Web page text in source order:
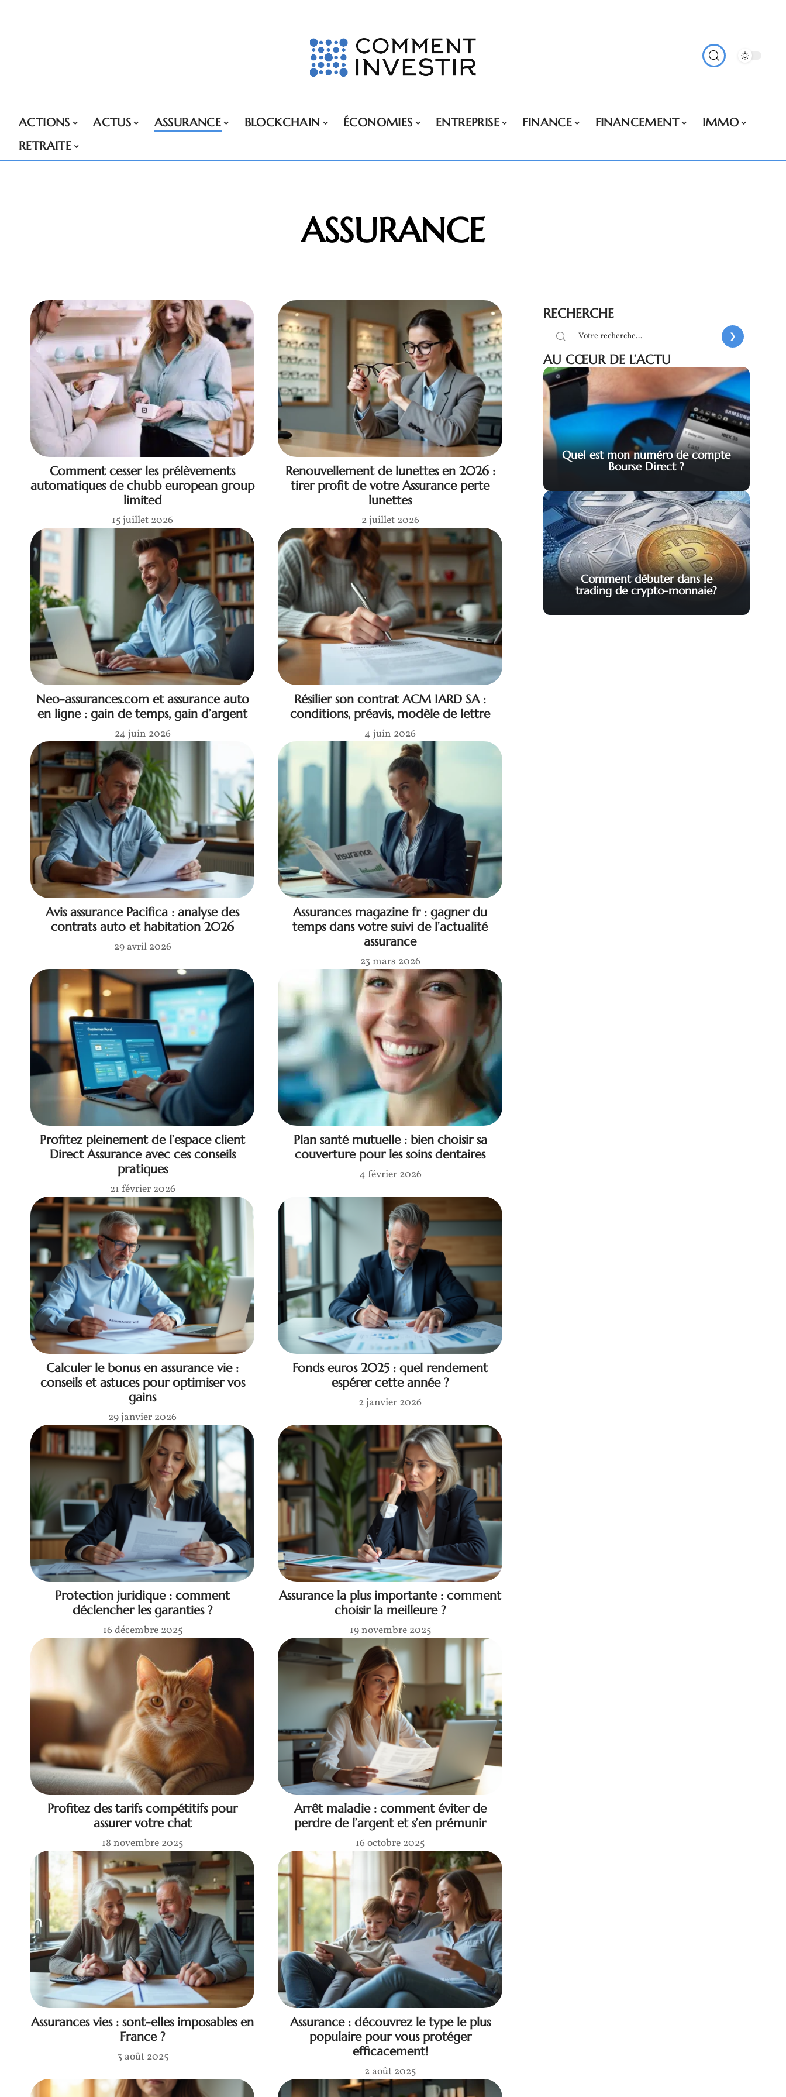
ACTIONS ACTUS ASSURANCE BLOCKCHAIN ÉCONOMIES ENTREPRISE FINANCE FINANCEMENT
IMMO
RETRAITE
ASSURANCE
Comment cesser les prélèvements
automatiques de chubb european group
limited
15 juillet 2026
Renouvellement de lunettes en 2026 :
tirer profit de votre Assurance perte
lunettes
2 juillet 2026
Neo-assurances.com et assurance auto
en ligne : gain de temps, gain d’argent
24 juin 2026
Résilier son contrat ACM IARD SA :
conditions, préavis, modèle de lettre
4 juin 2026
Avis assurance Pacifica : analyse des
contrats auto et habitation 2026
29 avril 2026
Assurances magazine fr : gagner du
temps dans votre suivi de l’actualité
assurance
23 mars 2026
Profitez pleinement de l’espace client
Direct Assurance avec ces conseils
pratiques
21 février 2026
Plan santé mutuelle : bien choisir sa
couverture pour les soins dentaires
4 février 2026
Calculer le bonus en assurance vie :
conseils et astuces pour optimiser vos
gains
29 janvier 2026
Fonds euros 2025 : quel rendement
espérer cette année ?
2 janvier 2026
Protection juridique : comment
déclencher les garanties ?
16 décembre 2025
Assurance la plus importante : comment
choisir la meilleure ?
19 novembre 2025
Profitez des tarifs compétitifs pour
assurer votre chat
18 novembre 2025
Arrêt maladie : comment éviter de
perdre de l’argent et s’en prémunir
16 octobre 2025
Assurances vies : sont-elles imposables en
France ?
3 août 2025
Assurance : découvrez le type le plus
populaire pour vous protéger
efficacement!
2 août 2025
RECHERCHE
AU CŒUR DE L’ACTU
Quel est mon numéro de compte
Bourse Direct ?
Comment débuter dans le
trading de crypto-monnaie?